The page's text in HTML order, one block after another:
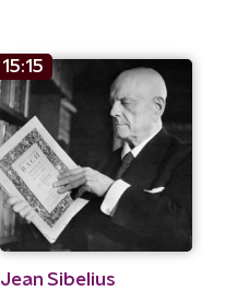
15:15
Jean Sibelius